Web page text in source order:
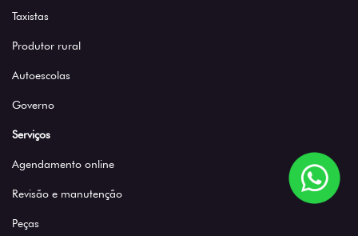
Taxistas
Produtor rural
Autoescolas
Governo
Serviços
Agendamento online
Revisão e manutenção
Peças